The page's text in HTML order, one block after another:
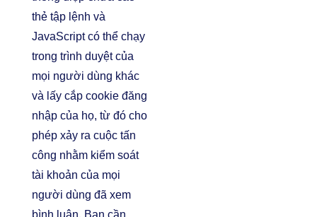
thẻ tập lệnh và
JavaScript có thể chạy
trong trình duyệt của
mọi người dùng khác
và lấy cắp cookie đăng
nhập của họ, từ đó cho
phép xảy ra cuộc tấn
công nhằm kiểm soát
tài khoản của mọi
người dùng đã xem